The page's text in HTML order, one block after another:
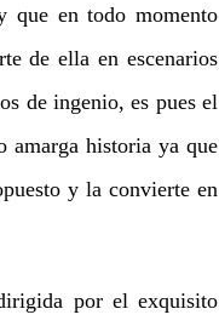
que en todo momento
de ella en escenarios
de ingenio, es pues el
amarga historia ya que
y la convierte en
por el exquisito